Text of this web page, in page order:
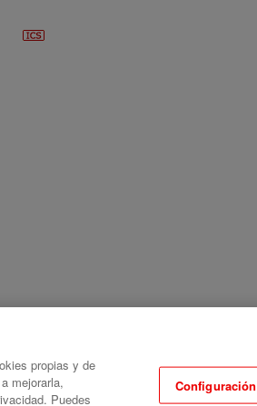
propias y de
mejorarla,
Puedes
Configuración